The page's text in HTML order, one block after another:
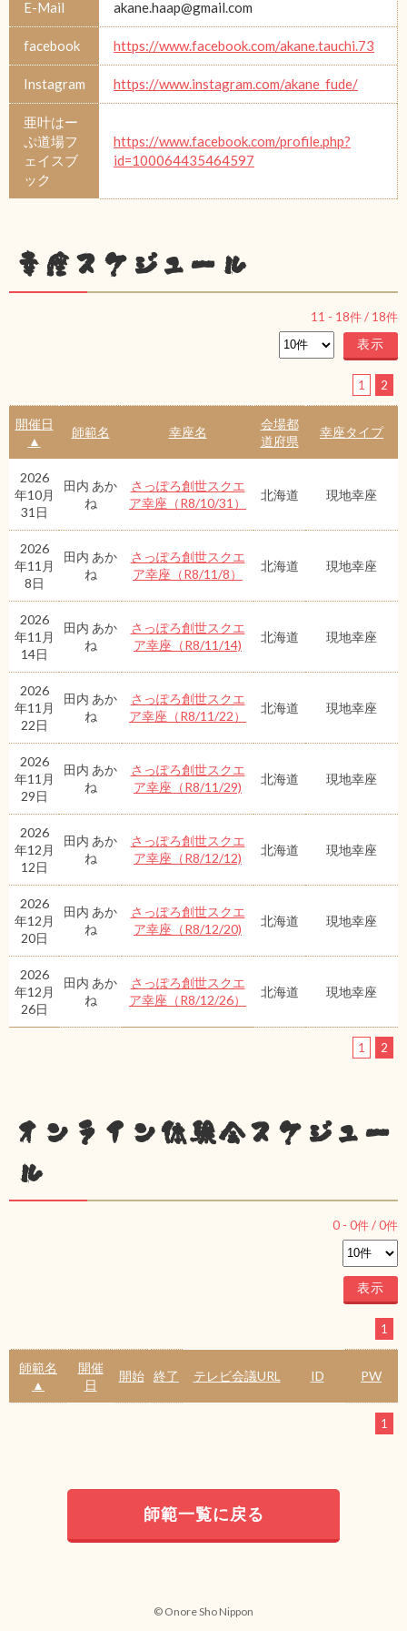
E-Mail akane.haap@gmail.com
facebook https://www.facebook.com/akane.tauchi.73
Instagram https://www.instagram.com/akane_fude/
亜叶はー
ぷ道場フ
ェイスブ
ック
https://www.facebook.com/profile.php?
id=100064435464597
幸座スケジュール
11 - 18件 / 18件
1 2
開催日
▲
師範名 幸座名
会場都
道府県
幸座タイプ
2026
年10月
31日
田内 あか
ね
さっぽろ創世スクエ
ア幸座（R8/10/31）
北海道 現地幸座
2026
年11月
8日
田内 あか
ね
さっぽろ創世スクエ
ア幸座（R8/11/8）
北海道 現地幸座
2026
年11月
14日
田内 あか
ね
さっぽろ創世スクエ
ア幸座（R8/11/14)
北海道 現地幸座
2026
年11月
22日
田内 あか
ね
さっぽろ創世スクエ
ア幸座（R8/11/22）
北海道 現地幸座
2026
年11月
29日
田内 あか
ね
さっぽろ創世スクエ
ア幸座（R8/11/29)
北海道 現地幸座
2026
年12月
12日
田内 あか
ね
さっぽろ創世スクエ
ア幸座（R8/12/12)
北海道 現地幸座
2026
年12月
20日
田内 あか
ね
さっぽろ創世スクエ
ア幸座（R8/12/20)
北海道 現地幸座
2026
年12月
26日
田内 あか
ね
さっぽろ創世スクエ
ア幸座（R8/12/26）
北海道 現地幸座
1 2
オンライン体験会スケジュー
ル
0 - 0件 /0件
1
師範名
▲
開催
日
開始 終了 テレビ会議URL ID PW
1
師範一覧に戻る
© Onore Sho Nippon